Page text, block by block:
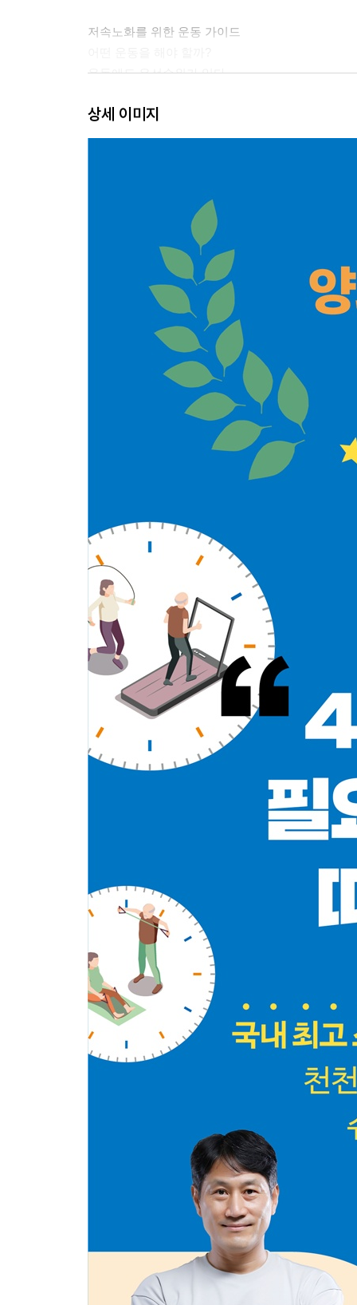
저속노화를 위한 운동 가이드
운동에도 우선순위가 있다
유연성: 관절을 부드럽게 만들기
근력: 힘의 기반 다지기
2부. 저속노화 5대 필수 운동법
[초급] 양발 나란히 두고 균형 잡기
[중급] 한쪽 다리로 균형 잡기
[상급] 한 발로 서서 숫자 쓰기
초급 양손 벽 밀기 스트레칭
[중급] 엎드려서 전신 스트레칭
[상급] 벽 잡고 회전 스트레칭
[초급 +하체] 의자 잡고 무릎 구부리기
[초급 +몸통] 누워서 팔다리 뻗기
[중급 +상체] 무릎 대고 팔굽혀펴기
[중급 +하체] 제자리에서 무릎 구부리기
[중급 +몸통] 누워서 다리 좌우 움직이기
[상급 +상체] 테이블 팔굽혀펴기
[상급 +하체] 무릎 구부리며 몸통 회전하기
[상급 +몸통] 누워서 상하체 들기
심폐지구력
[초급] 제자리 걷기
[중급] 서서 팔꿈치 무릎 닿기
[상급] 양발 동시에 점프하기
[초급] _ 저속노화 5대 필수 운동법 일주일 운동 프
[중급] _ 저속노화 5대 필수 운동법 일주일 운동 프
[상급] _ 저속노화 5대 필수 운동법 일주일 운동 프
3부. 노화역행 간단 운동법
연령별 맞춤 운동이 필요한 이유
[40대] 제자리 점프 앉기
[40대] 한 발로 서서 몸통 숙이기
50대 심폐 기능을 관리해야 하는 시기
[50대] 엎드려서 무릎 당기기
[50대] 무릎 구부렸다 앞발 차기
[50대] 천천히 달리기
60대 유연성을 늘려야 하는 시기
상세 이미지